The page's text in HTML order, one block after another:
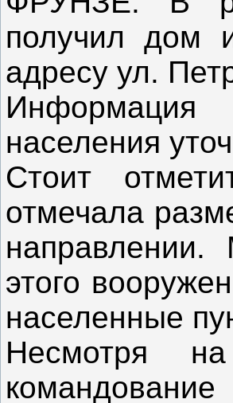
получил дом
адресу ул.
Информация
населения
Стоит
отмечала
этого
населенные
Несмотря